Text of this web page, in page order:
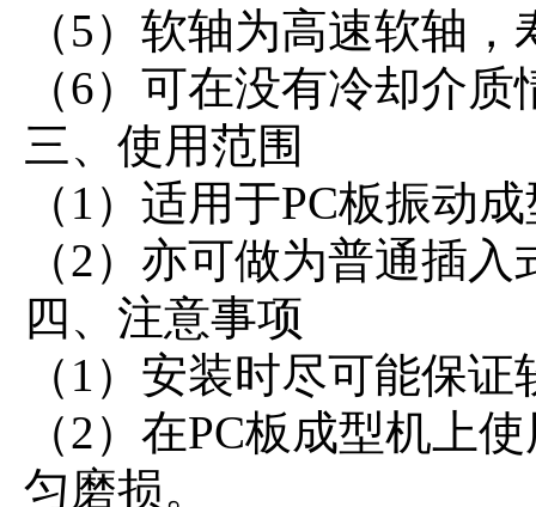
（5）软轴为高速软轴，
（6）可在没有冷却介质
三、使用范围
（ 1）适用于PC板振动
（2）亦可做为普通插入
四、注意事项
（ 1）安装时尽可能保
（2）在PC板成型机上
匀磨损。